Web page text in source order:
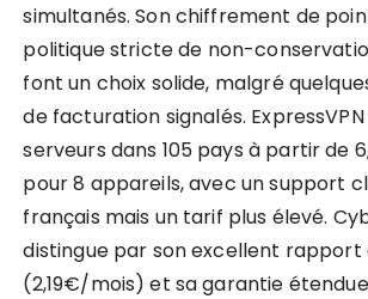
simultanés. Son chiffrement de
politique stricte de non-
font un choix solide, malgré
de facturation signalés.
serveurs dans 105 pays à partir de
pour 8 appareils, avec un support
français mais un tarif plus élevé.
distingue par son excellent
(2,19€/mois) et sa garantie